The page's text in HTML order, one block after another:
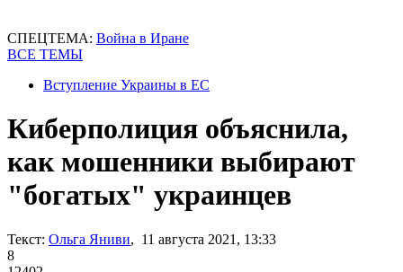
СПЕЦТЕМА: Война в Иране
ВСЕ ТЕМЫ
Вступление Украины в ЕС
Киберполиция объяснила,
как мошенники выбирают
"богатых" украинцев
Текст: Ольга Яниви, 11 августа 2021, 13:33
8